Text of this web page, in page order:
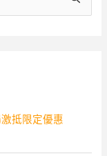
激抵限定優惠